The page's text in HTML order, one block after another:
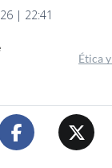
| 22:41
Ética